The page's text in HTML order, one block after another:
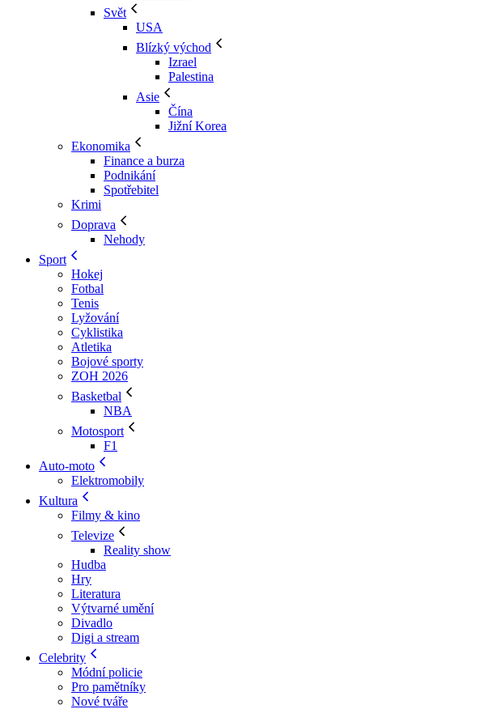
Svět
USA
Blízký východ
Izrael
Palestina
Asie
Čína
Jižní Korea
Ekonomika
Finance a burza
Podnikání
Spotřebitel
Krimi
Doprava
Nehody
Sport
Hokej
Fotbal
Tenis
Lyžování
Cyklistika
Atletika
Bojové sporty
ZOH 2026
Basketbal
NBA
Motosport
F1
Auto-moto
Elektromobily
Kultura
Filmy & kino
Televize
Reality show
Hudba
Hry
Literatura
Výtvarné umění
Divadlo
Digi a stream
Celebrity
Módní policie
Pro pamětníky
Nové tváře